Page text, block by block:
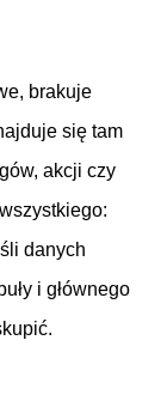
brakuje
się tam
akcji czy
danych
i głównego